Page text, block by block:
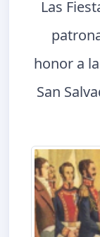
Las
honor a
San